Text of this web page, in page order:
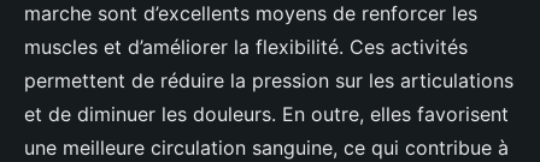
marche sont d’excellents moyens de renforcer les
muscles et d’améliorer la flexibilité. Ces activités
permettent de réduire la pression sur les articulations
et de diminuer les douleurs. En outre, elles favorisent
une meilleure circulation sanguine, ce qui contribue à